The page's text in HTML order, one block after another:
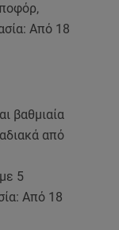
Από 18
βαθμιαία
από
5
Από 18